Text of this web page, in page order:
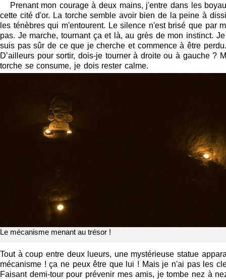
Prenant mon courage à deux mains, j'entre dans les
cette cité d'or. La torche semble avoir bien de la peine à
les ténèbres qui m'entourent. Le silence n'est brisé que par
pas. Je marche, tournant ça et là, au grès de mon instinct.
suis pas sûr de ce que je cherche et commence à être perdu.
D’ailleurs pour sortir, dois-je tourner à droite ou à gauche ?
torche se consume, je dois rester calme.
Le mécanisme menant au trésor !
Tout à coup entre deux lueurs, une mystérieuse statue
mécanisme ! ça ne peux être que lui ! Mais je n'ai pas les
Faisant demi-tour pour prévenir mes amis, je tombe nez à